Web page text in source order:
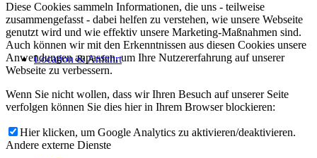
Location & Anfahrt
Diese Cookies sammeln Informationen, die uns - teilweise
zusammengefasst - dabei helfen zu verstehen, wie unsere Webseite
genutzt wird und wie effektiv unsere Marketing-Maßnahmen sind.
Auch können wir mit den Erkenntnissen aus diesen Cookies unsere
Anwendungen anpassen, um Ihre Nutzererfahrung auf unserer
Webseite zu verbessern.
Wenn Sie nicht wollen, dass wir Ihren Besuch auf unserer Seite
verfolgen können Sie dies hier in Ihrem Browser blockieren:
Hier klicken, um Google Analytics zu aktivieren/deaktivieren.
Andere externe Dienste